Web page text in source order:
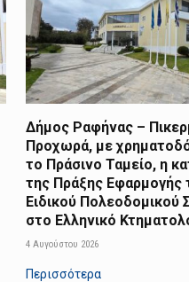
Δήμος Ραφήνας –
Προχωρά, με
το Πράσινο Ταμείο, η
της Πράξης Εφαρμογής
Ειδικού Πολεοδομικού
στο Ελληνικό
4 Αυγούστου 2026
Περισσότερα